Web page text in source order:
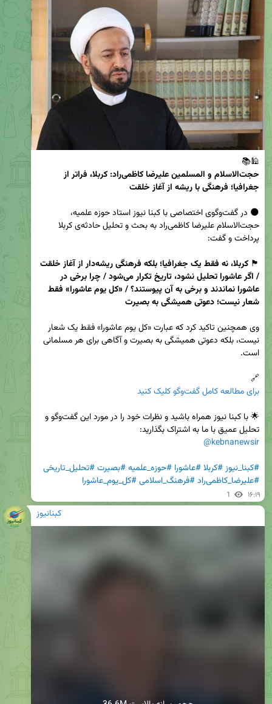
🕌📚
حجت‌الاسلام و المسلمین علیرضا کاظمی‌راد: کربلا، فراتر از
جغرافیا؛ فرهنگی با ریشه‌ از آغاز خلقت
🏴
/ اگر عاشورا تحلیل نشود، تاریخ تکرار می‌شود / چرا برخی در
شعار نیست؛ دعوتی همیشگی به بصیرت
🔗
برای مطالعه کامل گفت‌وگو کلیک کنید
تحلیل عمیق با ما به اشتراک بگذارید:
@kebnanewsir
#کبنا_نیوز#کربلا#عاشورا #حوزه_علمیه#بصیرت#تحلیل_تاریخی
#علیرضا_کاظمی‌راد
#فرهنگ_اسلامی#کل_یوم_عاشورا
1 ۱۶:۱۹
کبنانیوز